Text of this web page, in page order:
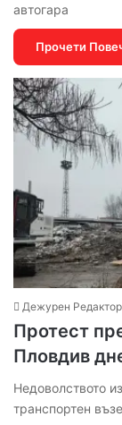
автогара
Прочети
Дежурен Редактор
Протест
Пловдив
Недоволството
транспортен